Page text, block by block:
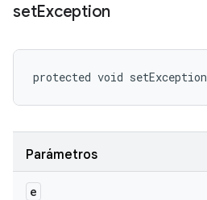
setException
protected void
Parámetros
e